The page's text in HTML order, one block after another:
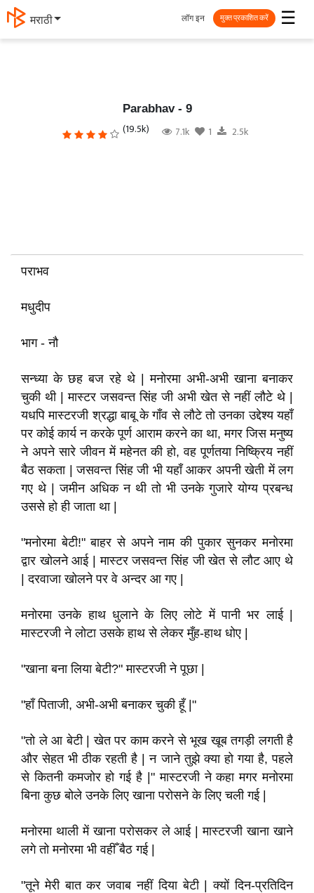
தமிழ் ☰
लॉग इन मुक्त प्रकाशित करें
Parabhav - 9
(19.5k) 7.1k 1 2.5k
पराभव
मधुदीप
भाग - नौ
सन्ध्या के छह बज रहे थे | मनोरमा अभी-अभी खाना बनाकर
चुकी थी | मास्टर जसवन्त सिंह जी अभी खेत से नहीं लौटे थे |
यधपि मास्टरजी श्रद्धा बाबू के गाँव से लौटे तो उनका उद्देश्य यहाँ
पर कोई कार्य न करके पूर्ण आराम करने का था, मगर जिस मनुष्य
ने अपने सारे जीवन में महेनत की हो, वह पूर्णतया निष्क्रिय नहीं
बैठ सकता | जसवन्त सिंह जी भी यहाँ आकर अपनी खेती में लग
गए थे | जमीन अधिक न थी तो भी उनके गुजारे योग्य प्रबन्ध
उससे हो ही जाता था |
"मनोरमा बेटी!" बाहर से अपने नाम की पुकार सुनकर मनोरमा
द्वार खोलने आई | मास्टर जसवन्त सिंह जी खेत से लौट आए थे
| दरवाजा खोलने पर वे अन्दर आ गए |
मनोरमा उनके हाथ धुलाने के लिए लोटे में पानी भर लाई |
मास्टरजी ने लोटा उसके हाथ से लेकर मुँह-हाथ धोए |
"खाना बना लिया बेटी?" मास्टरजी ने पूछा |
"हाँ पिताजी, अभी-अभी बनाकर चुकी हूँ |"
"तो ले आ बेटी | खेत पर काम करने से भूख खूब तगड़ी लगती है
और सेहत भी ठीक रहती है | न जाने तुझे क्या हो गया है, पहले
से कितनी कमजोर हो गई है |" मास्टरजी ने कहा मगर मनोरमा
बिना कुछ बोले उनके लिए खाना परोसने के लिए चली गई |
मनोरमा थाली में खाना परोसकर ले आई | मास्टरजी खाना खाने
लगे तो मनोरमा भी वहीँ बैठ गई |
"तूने मेरी बात कर जवाब नहीं दिया बेटी | क्यों दिन-प्रतिदिन